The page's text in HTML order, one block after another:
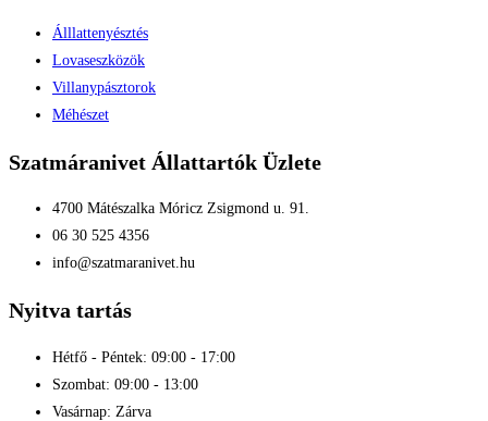
Álllattenyésztés
Lovaseszközök
Villanypásztorok
Méhészet
Szatmáranivet Állattartók Üzlete
4700 Mátészalka Móricz Zsigmond u. 91.
06 30 525 4356
info@szatmaranivet.hu
Nyitva tartás
Hétfő - Péntek: 09:00 - 17:00
Szombat: 09:00 - 13:00
Vasárnap: Zárva